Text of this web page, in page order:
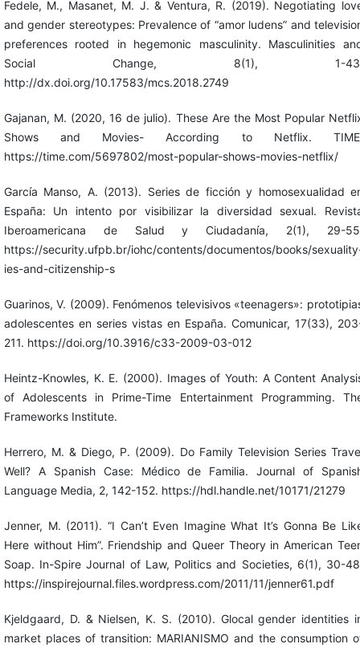
Fedele, M., Masanet, M. J. & Ventura, R. (2019). Negotiating
and gender stereotypes: Prevalence of “amor ludens” and
preferences rooted in hegemonic masculinity. Masculinities
Social Change, 8(1), 1-
http://dx.doi.org/10.17583/mcs.2018.2749
Gajanan, M. (2020, 16 de julio). These Are the Most Popular
Shows and Movies- According to Netflix.
https://time.com/5697802/most-popular-shows-movies-netflix/
García Manso, A. (2013). Series de ficción y homosexualidad
España: Un intento por visibilizar la diversidad sexual.
Iberoamericana de Salud y Ciudadanía, 2(1), 29-
https://security.ufpb.br/iohc/contents/documentos/books/
ies-and-citizenship-s
Guarinos, V. (2009). Fenómenos televisivos «teenagers»:
adolescentes en series vistas en España. Comunicar, 17(33),
211. https://doi.org/10.3916/c33-2009-03-012
Heintz-Knowles, K. E. (2000). Images of Youth: A Content
of Adolescents in Prime-Time Entertainment Programming.
Frameworks Institute.
Herrero, M. & Diego, P. (2009). Do Family Television Series
Well? A Spanish Case: Médico de Familia. Journal of
Language Media, 2, 142-152. https://hdl.handle.net/10171/21279
Jenner, M. (2011). “I Can’t Even Imagine What It’s Gonna Be
Here without Him”. Friendship and Queer Theory in American
Soap. In-Spire Journal of Law, Politics and Societies, 6(1), 30-
https://inspirejournal.files.wordpress.com/2011/11/jenner61.pdf
Kjeldgaard, D. & Nielsen, K. S. (2010). Glocal gender identities
market places of transition: MARIANISMO and the consumption